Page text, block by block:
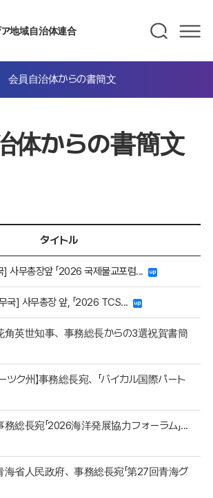
地域自治体連合
会員自治体からの書簡文
体からの書簡文
タイトル
사무총장앞 「2026 국제불교포럼...
국] 사무총장 앞, 「2026 TCS...
花角英世知事、事務総長からの3選祝賀書簡
ツク州】事務総長宛、「バイカル国際パート
務総長宛「2026海洋発展協力フォーラム」...
青海省人民政府、事務総長宛「第27回青海グ